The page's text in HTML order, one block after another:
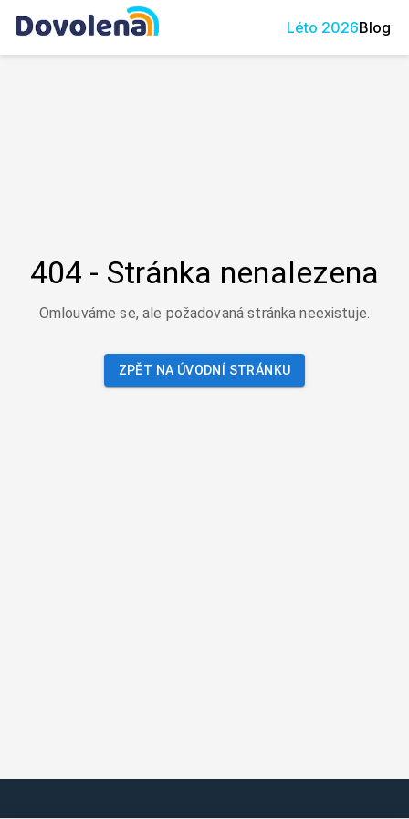
Léto 2026Blog
404 - Stránka nenalezena
Omlouváme se, ale požadovaná stránka neexistuje.
ZPĚT NA ÚVODNÍ STRÁNKU